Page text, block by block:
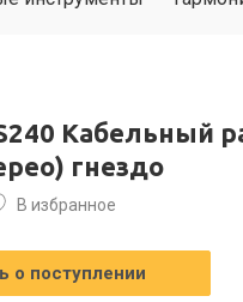
Кабельный
гнездо
В избранное
о поступлении